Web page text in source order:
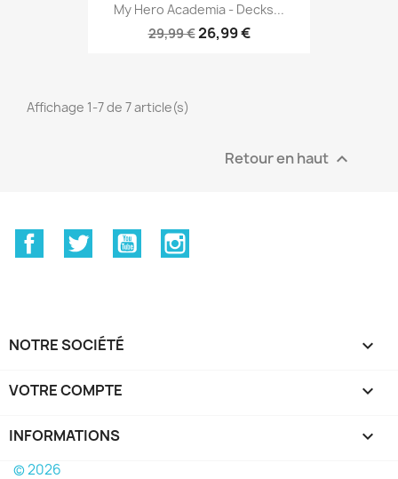
My Hero Academia - Decks...
29,99 €26,99 €
Affichage 1-7 de 7 article(s)
Retour en haut 
FacebookTwitter YouTube
NOTRE SOCIÉTÉ 
VOTRE COMPTE 
INFORMATIONS keyboard_arrow_down
© 2026